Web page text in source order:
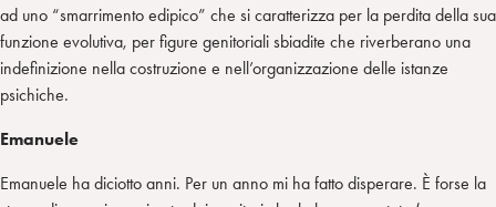
ad uno “smarrimento edipico” che si caratterizza per la perdita della sua
funzione evolutiva, per figure genitoriali sbiadite che riverberano una
indefinizione nella costruzione e nell’organizzazione delle istanze
psichiche.
Emanuele
Emanuele ha diciotto anni. Per un anno mi ha fatto disperare. È forse la